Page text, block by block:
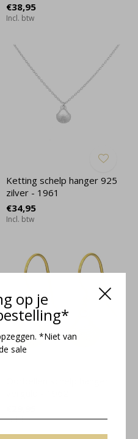
op je
*Niet van
sale
€38,95
Incl. btw
Ketting schelp hanger 925
zilver - 1961
€34,95
Incl. btw
Incl. btw